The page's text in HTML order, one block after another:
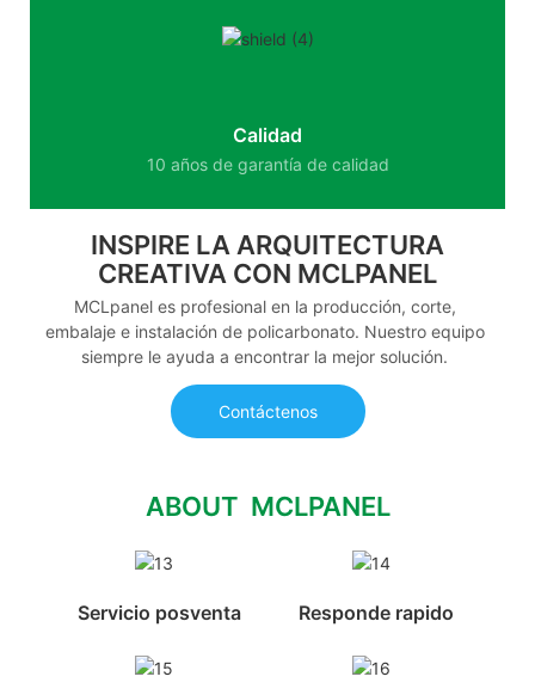
Calidad
10 años de garantía de calidad
INSPIRE LA ARQUITECTURA
CREATIVA CON MCLPANEL
MCLpanel es profesional en la producción, corte,
embalaje e instalación de policarbonato. Nuestro equipo
siempre le ayuda a encontrar la mejor solución.
Contáctenos
ABOUT MCLPANEL
Servicio posventa Responde rapido